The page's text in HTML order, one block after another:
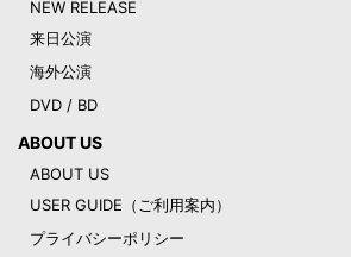
NEW RELEASE
来日公演
海外公演
DVD / BD
ABOUT US
ABOUT US
USER GUIDE（ご利用案内）
プライバシーポリシー